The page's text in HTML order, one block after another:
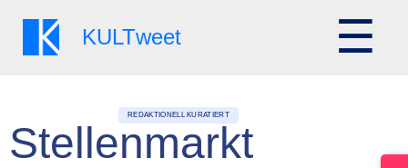
KULTweet ☰
REDAKTIONELL KURATIERT
Stellenmarkt